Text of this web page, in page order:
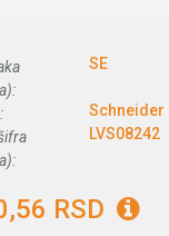
SE
Schneider
LVS08242
RSD